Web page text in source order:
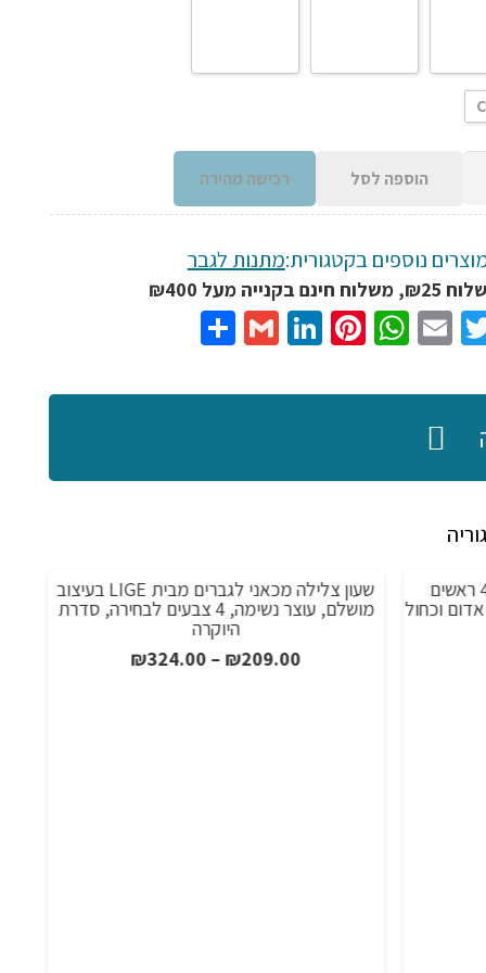
הוספה לסל רכישה מהירה
נוספים בקטגורית:מתנות לגבר
מעל ₪400
Twitter
Email
WhatsApp
Pinterest
LinkedIn
Gmail
כפפות לייזר צבעוניות למסיבות 4 ראשים
ירוק אדום וכחול
מבצע! שעון צלילה מכאני לגברים מבית LIGE בעיצוב
מושלם, עוצר נשימה, 4 צבעים לבחירה, סדרת
היוקרה
₪209.00
–
₪324.00
טווח